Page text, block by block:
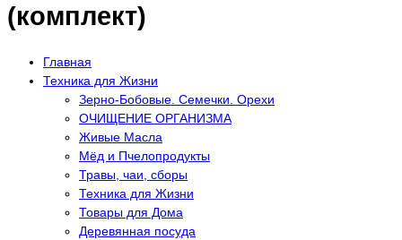
(комплект)
Главная
Техника для Жизни
Зерно-Бобовые. Семечки. Орехи
ОЧИЩЕНИЕ ОРГАНИЗМА
Живые Масла
Мёд и Пчелопродукты
Травы, чаи, сборы
Техника для Жизни
Товары для Дома
Деревянная посуда